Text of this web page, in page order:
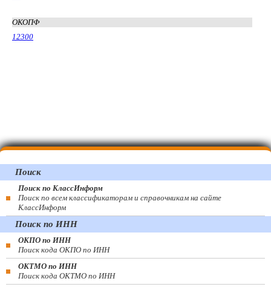
ОКОПФ
12300
Поиск
Поиск по КлассИнформ
Поиск по всем классификаторам и справочникам на сайте
КлассИнформ
Поиск по ИНН
ОКПО по ИНН
Поиск кода ОКПО по ИНН
ОКТМО по ИНН
Поиск кода ОКТМО по ИНН